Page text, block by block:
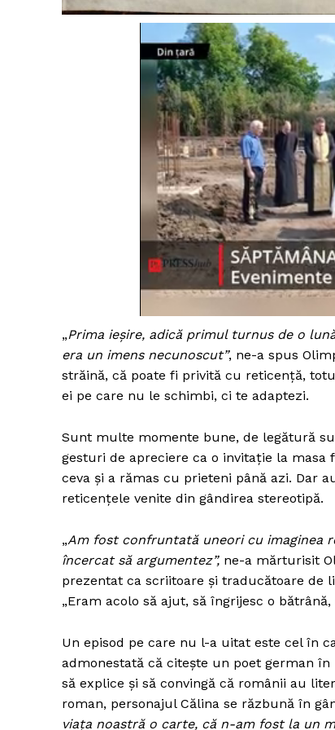
„Prima ieșire, adică primul turnus de o
era un imens necunoscut”, ne-a spus
străină, că poate fi privită cu reticență,
ei pe care nu le schimbi, ci te adaptezi.
Sunt multe momente bune, de legătură
gesturi de apreciere ca o invitație la masa
ceva și a rămas cu prieteni până azi. Dar
reticențele venite din gândirea stereotipă.
„Am fost confruntată uneori cu imaginea
încercat să argumentez”, ne-a mărturisit
prezentat ca scriitoare și traducătoare de
„Eram acolo să ajut, să îngrijesc o
Un episod pe care nu l-a uitat este cel în
admonestată că citește un poet german
să explice și să convingă că românii au
roman, personajul Călina se răzbună în
viața noastră o carte, că n-am fost la un